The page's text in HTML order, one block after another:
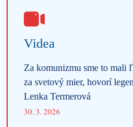
Videa
Za komunizmu sme to mali
za svetový mier, hovorí
Lenka Termerová
30. 3. 2026